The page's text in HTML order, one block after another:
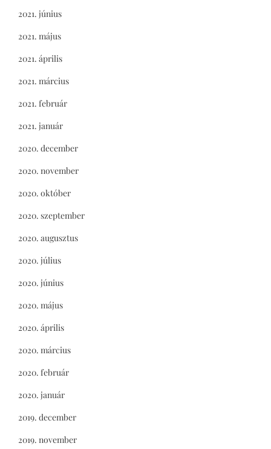
2021. június
2021. május
2021. április
2021. március
2021. február
2021. január
2020. december
2020. november
2020. október
2020. szeptember
2020. augusztus
2020. július
2020. június
2020. május
2020. április
2020. március
2020. február
2020. január
2019. december
2019. november